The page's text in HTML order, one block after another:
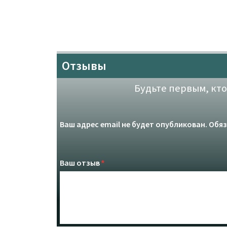
Отзывы
Будьте первым,
Ваш адрес email не будет опубликован.
Ваш отзыв*